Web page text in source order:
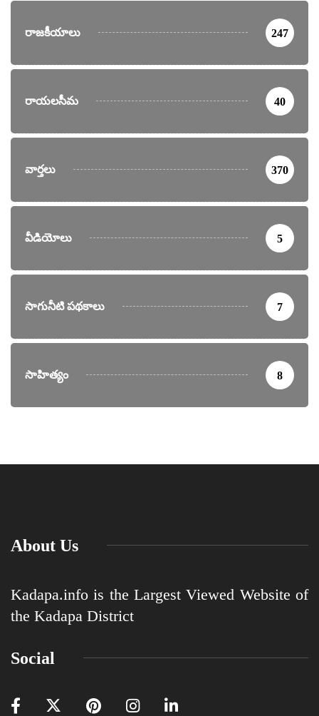
రాజకీయాలు 247
రాయలసీమ 40
వార్తలు 370
వీడియోలు 5
సాగునీటి పథకాలు 7
సాహిత్యం 8
About Us
Kadapa.info is the Largest Viewed Website of
the Kadapa District
Social